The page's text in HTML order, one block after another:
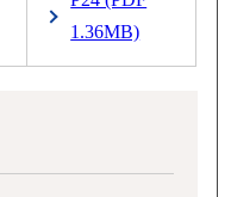
1.36MB)